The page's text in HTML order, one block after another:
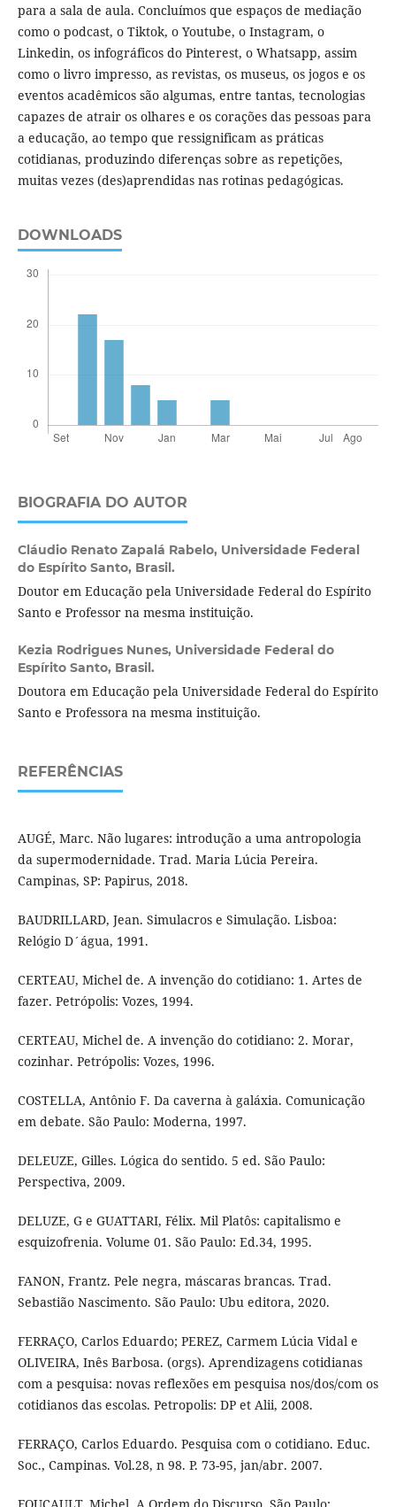
para a sala de aula. Concluímos que espaços de mediação
como o podcast, o Tiktok, o Youtube, o Instagram, o
Linkedin, os infográficos do Pinterest, o Whatsapp, assim
como o livro impresso, as revistas, os museus, os jogos e os
eventos acadêmicos são algumas, entre tantas, tecnologias
capazes de atrair os olhares e os corações das pessoas para
a educação, ao tempo que ressignificam as práticas
cotidianas, produzindo diferenças sobre as repetições,
muitas vezes (des)aprendidas nas rotinas pedagógicas.
DOWNLOADS
BIOGRAFIA DO AUTOR
Cláudio Renato Zapalá Rabelo, Universidade Federal
do Espírito Santo, Brasil.
Doutor em Educação pela Universidade Federal do Espírito
Santo e Professor na mesma instituição.
Kezia Rodrigues Nunes, Universidade Federal do
Espírito Santo, Brasil.
Doutora em Educação pela Universidade Federal do Espírito
Santo e Professora na mesma instituição.
REFERÊNCIAS
AUGÉ, Marc. Não lugares: introdução a uma antropologia
da supermodernidade. Trad. Maria Lúcia Pereira.
Campinas, SP: Papirus, 2018.
BAUDRILLARD, Jean. Simulacros e Simulação. Lisboa:
Relógio D´água, 1991.
CERTEAU, Michel de. A invenção do cotidiano: 1. Artes de
fazer. Petrópolis: Vozes, 1994.
CERTEAU, Michel de. A invenção do cotidiano: 2. Morar,
cozinhar. Petrópolis: Vozes, 1996.
COSTELLA, Antônio F. Da caverna à galáxia. Comunicação
em debate. São Paulo: Moderna, 1997.
DELEUZE, Gilles. Lógica do sentido. 5 ed. São Paulo:
Perspectiva, 2009.
DELUZE, G e GUATTARI, Félix. Mil Platôs: capitalismo e
esquizofrenia. Volume 01. São Paulo: Ed.34, 1995.
FANON, Frantz. Pele negra, máscaras brancas. Trad.
Sebastião Nascimento. São Paulo: Ubu editora, 2020.
FERRAÇO, Carlos Eduardo; PEREZ, Carmem Lúcia Vidal e
OLIVEIRA, Inês Barbosa. (orgs). Aprendizagens cotidianas
com a pesquisa: novas reflexões em pesquisa nos/dos/com os
cotidianos das escolas. Petropolis: DP et Alii, 2008.
FERRAÇO, Carlos Eduardo. Pesquisa com o cotidiano. Educ.
Soc., Campinas. Vol.28, n 98. P. 73-95, jan/abr. 2007.